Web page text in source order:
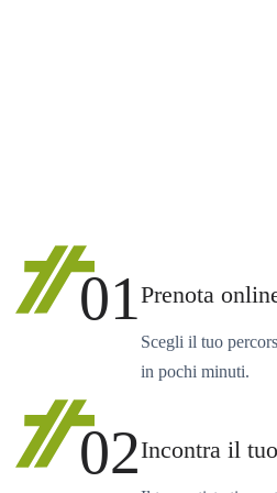
01Prenota
Scegli il tuo
in pochi minuti.
02Incontra il